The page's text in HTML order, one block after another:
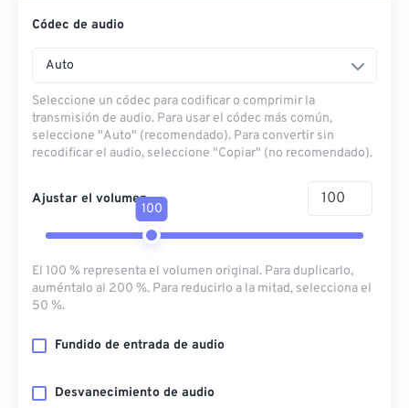
Desde URL
Códec de audio
Auto
Seleccione un códec para codificar o comprimir la
transmisión de audio. Para usar el códec más común,
seleccione "Auto" (recomendado). Para convertir sin
recodificar el audio, seleccione "Copiar" (no recomendado).
Ajustar el volumen
100
El 100 % representa el volumen original. Para duplicarlo,
auméntalo al 200 %. Para reducirlo a la mitad, selecciona el
50 %.
Fundido de entrada de audio
Desvanecimiento de audio